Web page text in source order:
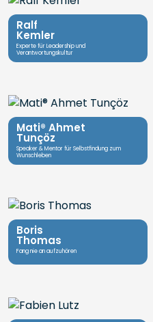
Ralf
Kemler
Experte für Leadership und
Verantwortungskultur
Mati®️ Ahmet
Tunçöz
Speaker & Mentor für Selbstfindung zum
Wunschleben
Boris
Thomas
Fang nie an aufzuhören